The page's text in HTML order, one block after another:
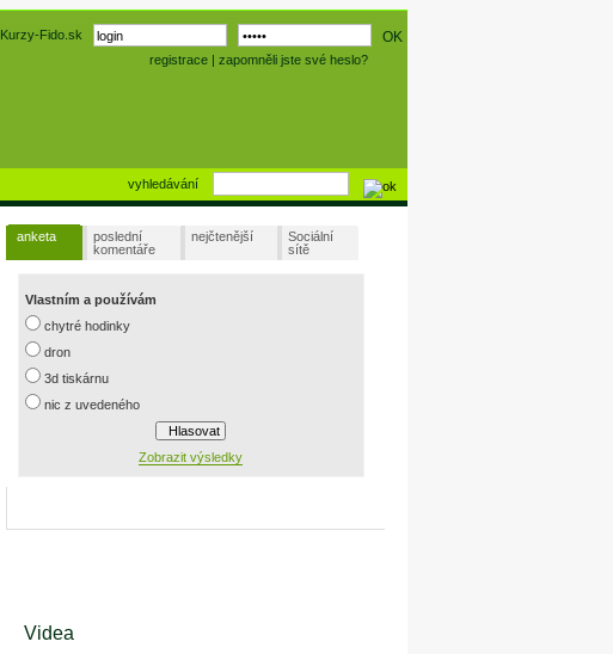
registrace | zapomněli jste své heslo?
Kurzy-Fido.sk
vyhledávání
anketa
poslední
komentáře
nejčtenější
Sociální
sítě
Vlastním a používám
chytré hodinky
dron
3d tiskárnu
nic z uvedeného
Zobrazit výsledky
Videa